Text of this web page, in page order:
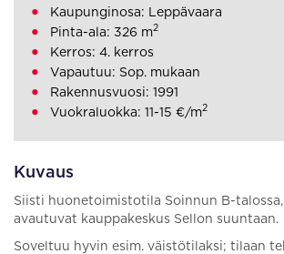
Kuvaus
Siisti huonetoimistotila Soinnun B-
avautuvat kauppakeskus Sellon suuntaan.
Soveltuu hyvin esim. väistötilaksi; tilaan
Kaupunginosa: Leppävaara
Pinta-ala: 326 m2
Kerros: 4. kerros
Vapautuu: Sop. mukaan
Rakennusvuosi: 1991
Vuokraluokka: 11-15 €/m2